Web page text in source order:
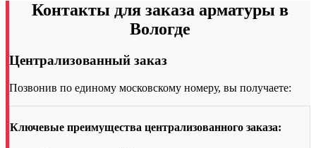
Контакты для заказа арматуры в
Вологде
Централизованный заказ
Позвонив по единому московскому номеру, вы получаете:
Ключевые преимущества централизованного заказа: